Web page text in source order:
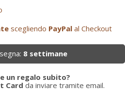
scegliendo PayPal al Checkout
8 settimane
un regalo subito?
Card da inviare tramite email.